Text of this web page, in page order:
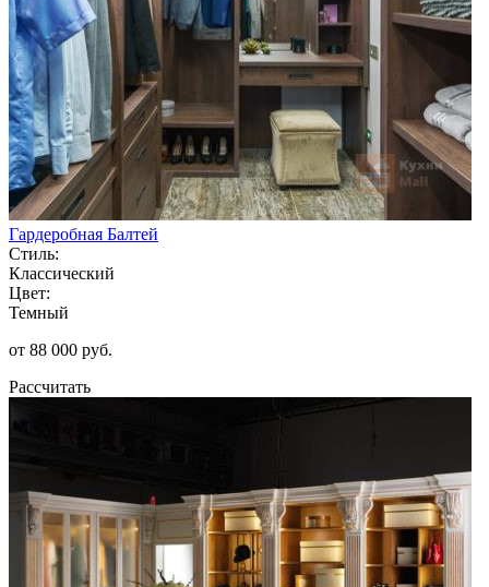
Гардеробная Балтей
Стиль:
Классический
Цвет:
Темный
от 88 000 руб.
Рассчитать